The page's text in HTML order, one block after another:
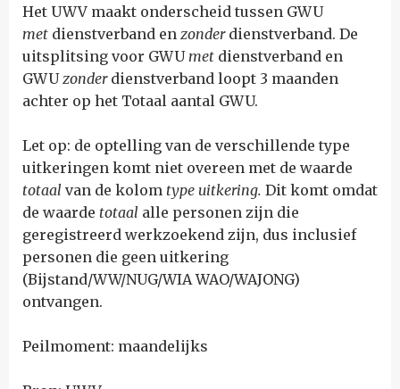
Het UWV maakt onderscheid tussen GWU
met dienstverband en zonder dienstverband. De
uitsplitsing voor GWUmet dienstverband en
GWUzonder dienstverband loopt 3 maanden
achter op het Totaal aantal GWU.
Let op: de optelling van de verschillende type
uitkeringen komt niet overeen met de waarde
totaal van de kolom type uitkering. Dit komt omdat
de waarde totaal alle personen zijn die
geregistreerd werkzoekend zijn, dus inclusief
personen die geen uitkering
(Bijstand/WW/NUG/WIA WAO/WAJONG)
ontvangen.
Peilmoment: maandelijks